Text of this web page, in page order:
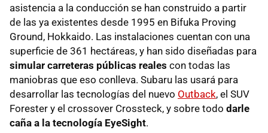
asistencia a la conducción se han construido a partir
de las ya existentes desde 1995 en Bifuka Proving
Ground, Hokkaido. Las instalaciones cuentan con una
superficie de 361 hectáreas, y han sido diseñadas para
simular carreteras públicas reales con todas las
maniobras que eso conlleva. Subaru las usará para
desarrollar las tecnologías del nuevo Outback, el SUV
Forester y el crossover Crossteck, y sobre todo darle
caña a la tecnología EyeSight.